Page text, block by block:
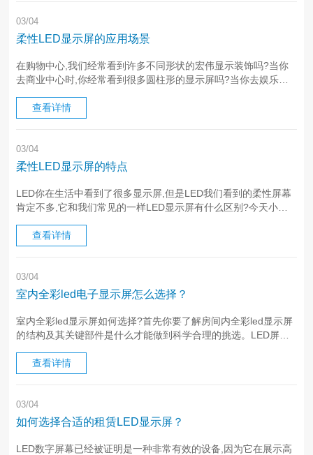
03/04
柔性LED显示屏的应用场景
在购物中心,我们经常看到许多不同形状的宏伟显示装饰吗?当你
去商业中心时,你经常看到很多圆柱形的显示屏吗?当你去娱乐场
屏幕的很大一部分是柔性的LED显示屏的应用。那么,柔性是什么
呢···
查看详情
03/04
柔性LED显示屏的特点
LED你在生活中看到了很多显示屏,但是LED我们看到的柔性屏幕
肯定不多,它和我们常见的一样LED显示屏有什么区别?今天小编
度高:室外LED显示屏亮度超过8万cd/m2,室内LE···
查看详情
03/04
室内全彩led电子显示屏怎么选择？
室内全彩led显示屏如何选择?首先你要了解房间内全彩led显示屏
的结构及其关键部件是什么才能做到科学合理的挑选。LED屏幕
大样虽然无法像设备的三大样如汽车发动机、变速器、汽车底···
查看详情
03/04
如何选择合适的租赁LED显示屏？
LED数字屏幕已经被证明是一种非常有效的设备,因为它在展示高